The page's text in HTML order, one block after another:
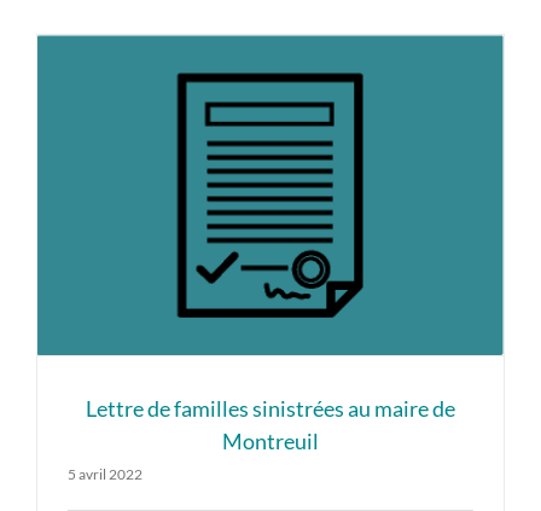
Lettre de familles sinistrées au maire de
Montreuil
5 avril 2022